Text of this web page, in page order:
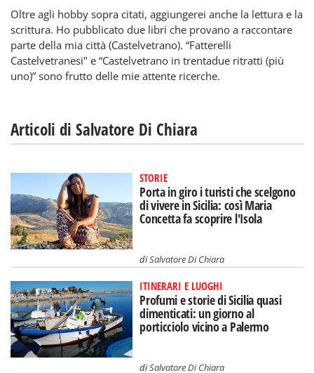
Oltre agli hobby sopra citati, aggiungerei anche la lettura e la
scrittura. Ho pubblicato due libri che provano a raccontare
parte della mia città (Castelvetrano). “Fatterelli
Castelvetranesi" e “Castelvetrano in trentadue ritratti (più
uno)” sono frutto delle mie attente ricerche.
Articoli di Salvatore Di Chiara
STORIE
Porta in giro i turisti che scelgono
di vivere in Sicilia: così Maria
Concetta fa scoprire l'Isola
diSalvatore Di Chiara
ITINERARI E LUOGHI
Profumi e storie di Sicilia quasi
dimenticati: un giorno al
porticciolo vicino a Palermo
diSalvatore Di Chiara